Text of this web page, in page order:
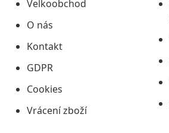
Velkoobchod
O nás
Kontakt
GDPR
Cookies
Vrácení zboží